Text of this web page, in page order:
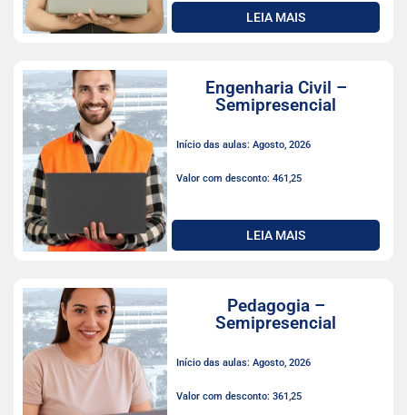
LEIA MAIS
Engenharia Civil –
Semipresencial
Início das aulas: Agosto, 2026
Valor com desconto: 461,25
LEIA MAIS
Pedagogia –
Semipresencial
Início das aulas: Agosto, 2026
Valor com desconto: 361,25